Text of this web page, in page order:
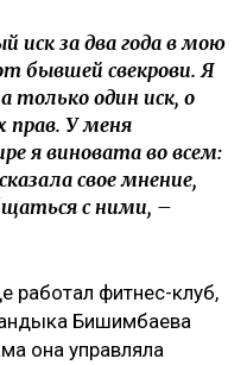
за два года в мою
бывшей свекрови. Я
только один иск, о
прав. У меня
я виновата во всем:
свое мнение,
с ними, –
работал фитнес-клуб,
Бишимбаева
она управляла